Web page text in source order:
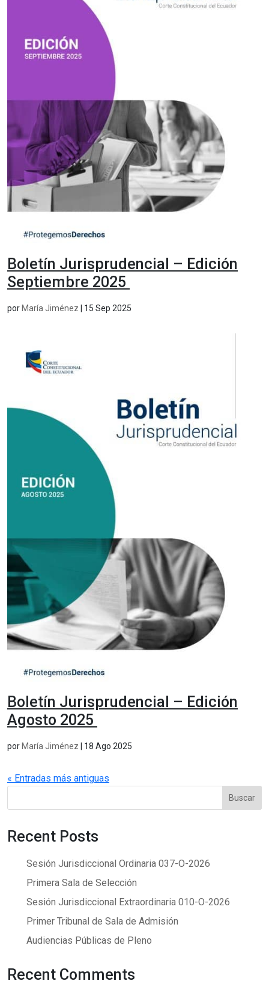
Boletín Jurisprudencial – Edición
Septiembre 2025
por María Jiménez 15 Sep 2025
Boletín Jurisprudencial – Edición
Agosto 2025
por María Jiménez 18 Ago 2025
« Entradas más antiguas
Buscar
Recent Posts
Sesión Jurisdiccional Ordinaria 037-O-2026
Primera Sala de Selección
Sesión Jurisdiccional Extraordinaria 010-O-2026
Primer Tribunal de Sala de Admisión
Audiencias Públicas de Pleno
Recent Comments